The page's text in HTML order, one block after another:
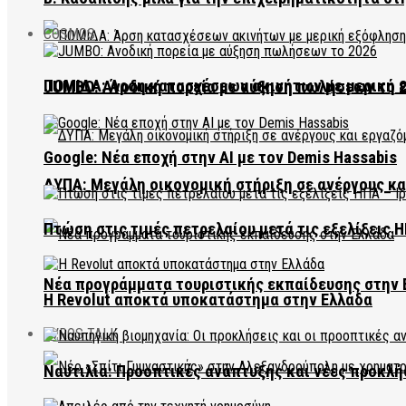
ΠΟΜΙΔΑ: Άρση κατασχέσεων ακινήτων με μερική
ΔΥΠΑ: Μεγάλη οικονομική στήριξη σε ανέργους
Νέα προγράμματα τουριστικής εκπαίδευσης στην
EVROS TALK
COSMOS
JUMBO: Ανοδική πορεία με αύξηση πωλήσεων το
Google: Νέα εποχή στην AI με τον Demis Hassabis
Πτώση στις τιμές πετρελαίου μετά τις εξελίξεις
Η Revolut αποκτά υποκατάστημα στην Ελλάδα
Ναυτιλία: Προοπτικές ανάπτυξης και νέες